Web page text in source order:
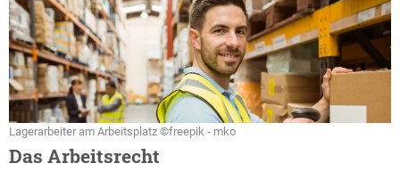
Lagerarbeiter am Arbeitsplatz ©freepik - mko
Das Arbeitsrecht